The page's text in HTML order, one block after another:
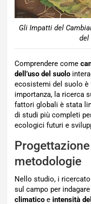
Gli Impatti del
del
Comprendere come
dell’uso del suolo
ecosistemi del suolo è
importanza, la ricerca
fattori globali è stata
di studi più completi
ecologici futuri e
metodologie
Nello studio, i
sul campo per
climatico e intensità